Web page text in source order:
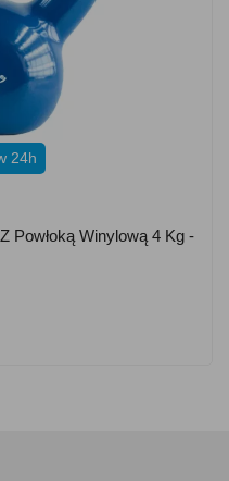
24h
Powłoką Winylową 4 Kg -